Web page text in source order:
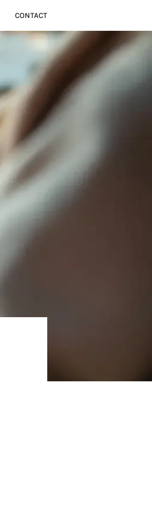
CONTACT